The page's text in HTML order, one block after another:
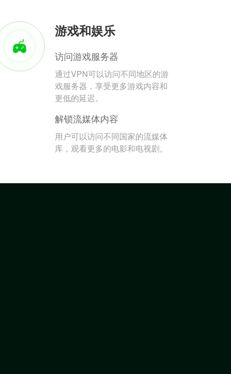
游戏和娱乐
访问游戏服务器
通过VPN可以访问不同地区的游
戏服务器，享受更多游戏内容和
更低的延迟。
解锁流媒体内容
用户可以访问不同国家的流媒体
库，观看更多的电影和电视剧。